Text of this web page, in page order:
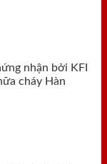
nhận bởi KFI
cháy Hàn